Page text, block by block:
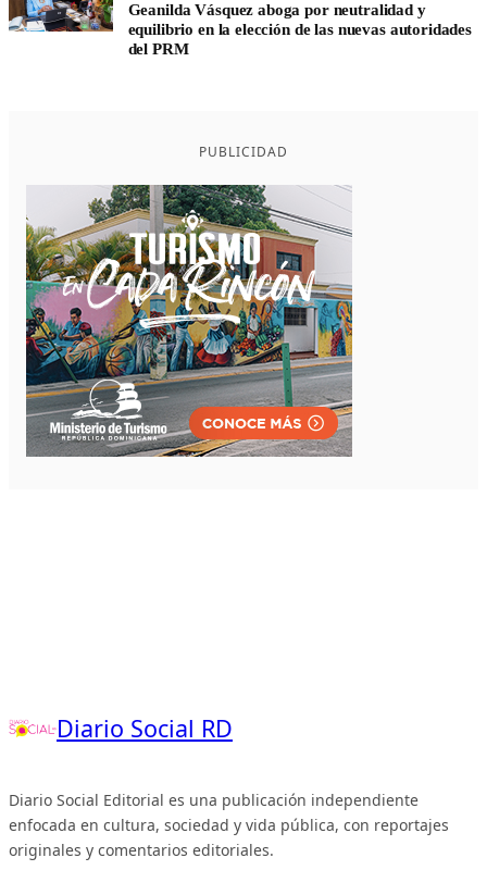
Geanilda Vásquez aboga por neutralidad y
equilibrio en la elección de las nuevas autoridades
del PRM
PUBLICIDAD
Diario Social RD
Diario Social Editorial es una publicación independiente
enfocada en cultura, sociedad y vida pública, con reportajes
originales y comentarios editoriales.